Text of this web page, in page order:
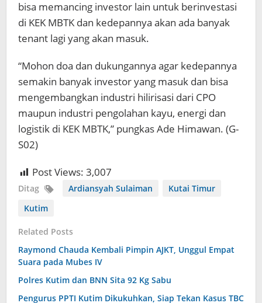
bisa memancing investor lain untuk berinvestasi
di KEK MBTK dan kedepannya akan ada banyak
tenant lagi yang akan masuk.
“Mohon doa dan dukungannya agar kedepannya
semakin banyak investor yang masuk dan bisa
mengembangkan industri hilirisasi dari CPO
maupun industri pengolahan kayu, energi dan
logistik di KEK MBTK,” pungkas Ade Himawan. (G-
S02)
Post Views: 3,007
Ditag Ardiansyah Sulaiman
Kutai Timur
Kutim
Related Posts
Raymond Chauda Kembali Pimpin AJKT, Unggul Empat
Suara pada Mubes IV
Polres Kutim dan BNN Sita 92 Kg Sabu
Pengurus PPTI Kutim Dikukuhkan, Siap Tekan Kasus TBC